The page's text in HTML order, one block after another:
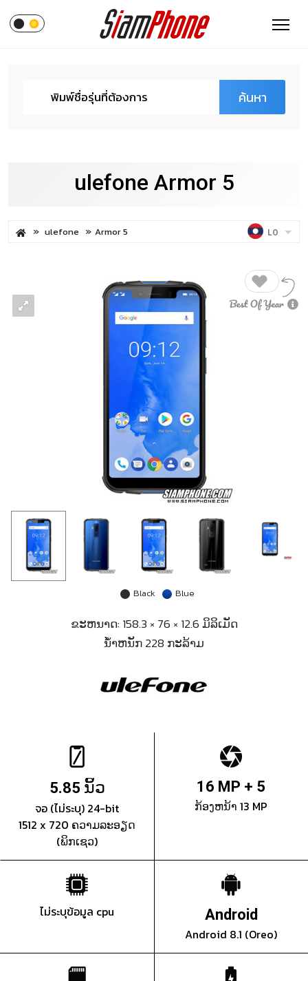
ค้นหา
ulefone Armor 5
ulefone Armor 5 LO
Black Blue
ຂະຫນາດ: 158.3 × 76 × 12.6 ມິລິເມັດ
ນ້ຳຫນັກ 228 ກະລ້າມ
5.85 ນິ້ວ
จอ (ไม่ระบุ) 24-bit
1512 x 720 ຄວາມລະອຽດ
(ພິກເຊວ)
16 MP + 5
ກ້ອງຫນ້າ 13 MP
ไม่ระบุข้อมูล cpu Android
Android 8.1 (Oreo)